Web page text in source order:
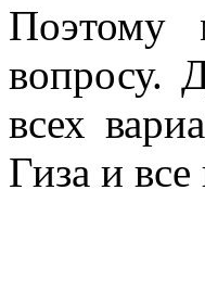
вопросу.
всех
Гиза и